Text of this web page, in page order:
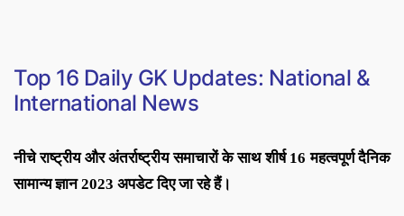
Top 16 Daily GK Updates: National &
International News
नीचे राष्ट्रीय और अंतर्राष्ट्रीय समाचारों के साथ शीर्ष 16 महत्वपूर्ण दैनिक
सामान्य ज्ञान 2023 अपडेट दिए जा रहे हैं।